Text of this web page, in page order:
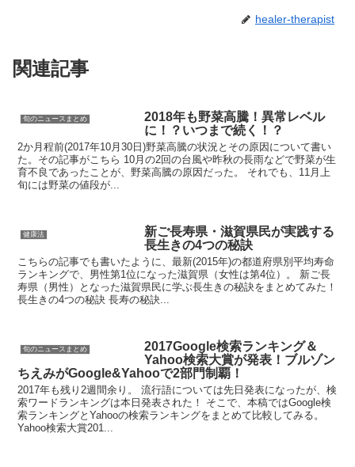
healer-therapist
関連記事
旬のニュースまとめ
2018年も野菜高騰！異常レベル
に！？いつまで続く！？
2か月程前(2017年10月30日)野菜高騰の状況とその原因について書い
た。その記事がこちら 10月の2回の台風や昨秋の長雨などで野菜が生
育不良であったことが、野菜高騰の原因だった。 それでも、11月上
旬には野菜の値段が...
健康法
新ご長寿県・滋賀県民が実践する
長生きの4つの秘訣
こちらの記事でも書いたように、最新(2015年)の都道府県別平均寿命
ランキングで、男性第1位になった滋賀県（女性は第4位）。 新ご長
寿県（男性）となった滋賀県民に学ぶ長生きの秘訣をまとめてみた！
長生きの4つの秘訣 長寿の秘訣...
旬のニュースまとめ
2017Google検索ランキング＆
Yahoo検索大賞が発表！ブルゾン
ちえみがGoogle&Yahooで2部門制覇！
2017年も残り2週間余り。 流行語については先日発表になったが、検
索ワードランキングは本日発表された！ そこで、本稿ではGoogle検
索ランキングとYahooの検索ランキングをまとめて比較してみる。
Yahoo検索大賞201...